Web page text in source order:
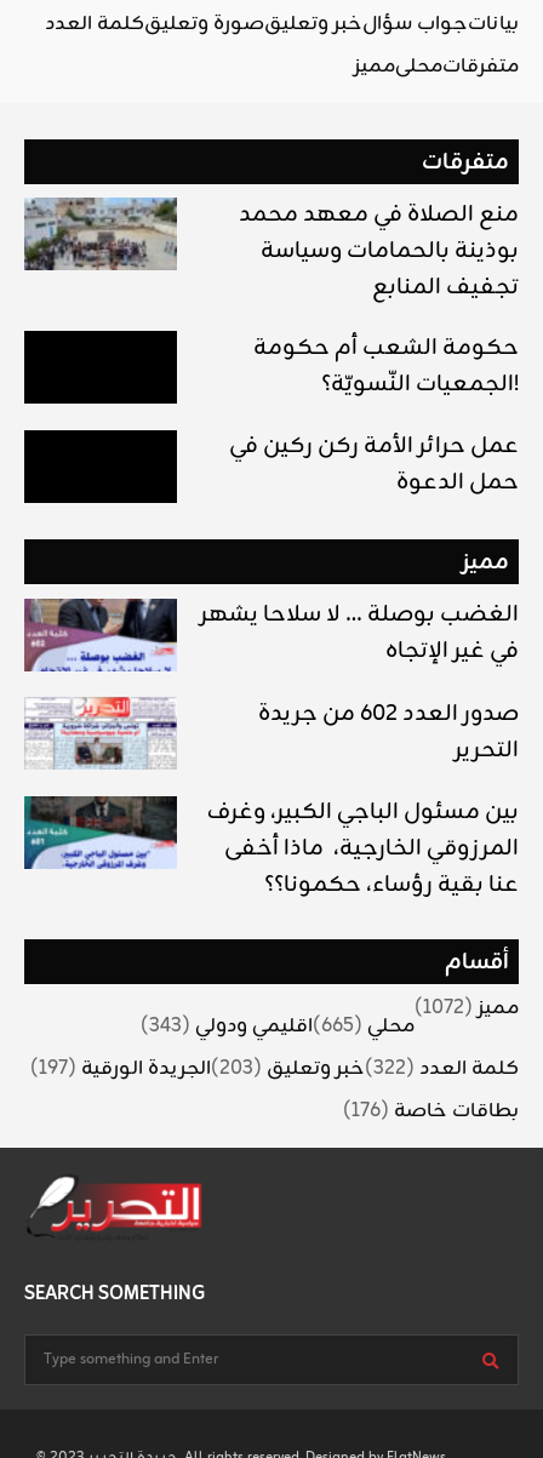
بياناتجواب سؤالخبر وتعليقصورة وتعليقكلمة العدد
متفرقاتمحليمميز
متفرقات
منع الصلاة في معهد محمد
بوذينة بالحمامات وسياسة
تجفيف المنابع
حكومة الشعب أم حكومة
الجمعيات النّسويّة؟!
عمل حرائر الأمة ركن ركين في
حمل الدعوة
مميز
الغضب بوصلة … لا سلاحا يشهر
في غير الإتجاه
صدور العدد 602 من جريدة
التحرير
بين مسئول الباجي الكبير، وغرف
المرزوقي الخارجية، ماذا أخفى
عنا بقية رؤساء، حكمونا؟؟
أقسام
مميز(1072)
محلي (665) اقليمي ودولي (343)
كلمة العدد (322) خبر وتعليق (203) الجريدة الورقية (197)
بطاقات خاصة (176)
SEARCH SOMETHING